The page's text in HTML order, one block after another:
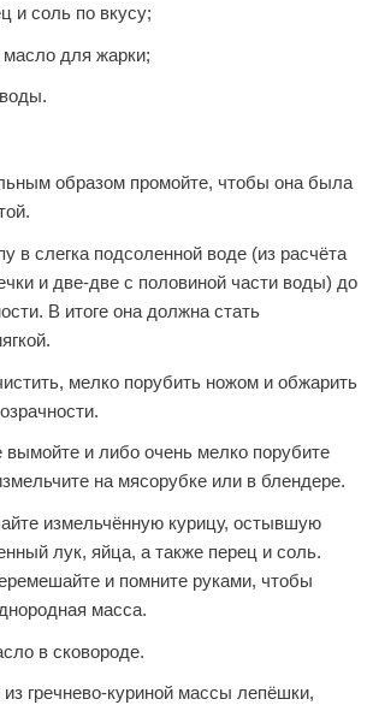
и соль по вкусу;
масло для жарки;
образом промойте, чтобы она была
в слегка подсоленной воде (из расчёта
и две-две с половиной части воды) до
В итоге она должна стать
мелко порубить ножом и обжарить
и либо очень мелко порубите
на мясорубке или в блендере.
измельчённую курицу, остывшую
лук, яйца, а также перец и соль.
и помните руками, чтобы
масса.
в сковороде.
гречнево-куриной массы лепёшки,